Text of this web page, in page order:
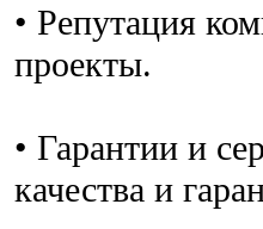
• Репутация
проекты.
• Гарантии и
качества и